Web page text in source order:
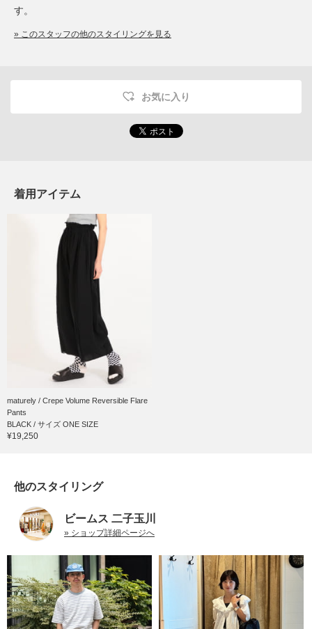
す。
» このスタッフの他のスタイリングを見る
お気に入り
着用アイテム
maturely / Crepe Volume Reversible Flare
Pants
BLACK / サイズ ONE SIZE
¥19,250
他のスタイリング
ビームス 二子玉川
» ショップ詳細ページへ